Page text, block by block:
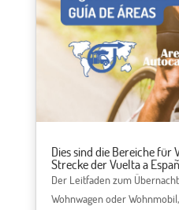
Dies sind die Bereiche
Strecke der Vuelta a
Der Leitfaden zum
Wohnwagen oder